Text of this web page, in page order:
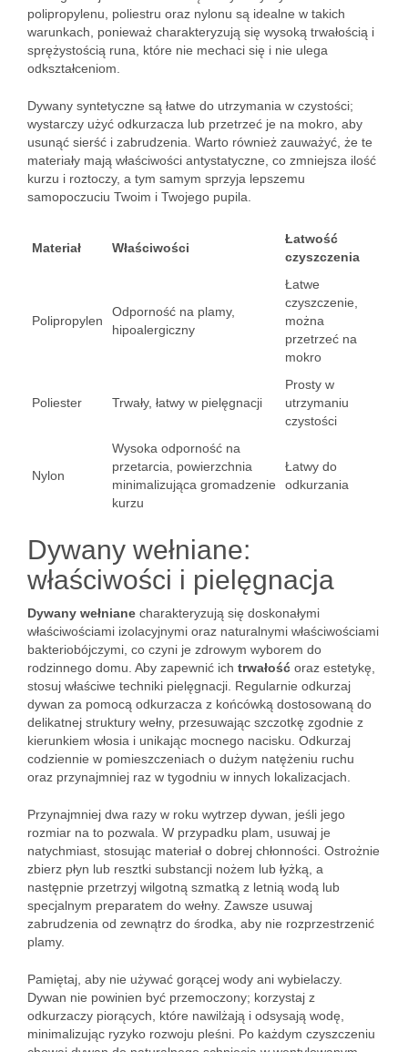
polipropylenu, poliestru oraz nylonu są idealne w takich
warunkach, ponieważ charakteryzują się wysoką trwałością i
sprężystością runa, które nie mechaci się i nie ulega
odkształceniom.
Dywany syntetyczne są łatwe do utrzymania w czystości;
wystarczy użyć odkurzacza lub przetrzeć je na mokro, aby
usunąć sierść i zabrudzenia. Warto również zauważyć, że te
materiały mają właściwości antystatyczne, co zmniejsza ilość
kurzu i roztoczy, a tym samym sprzyja lepszemu
samopoczuciu Twoim i Twojego pupila.
Materiał Właściwości
Łatwość
czyszczenia
Polipropylen
Odporność na plamy,
hipoalergiczny
Łatwe
czyszczenie,
można
przetrzeć na
mokro
Poliester Trwały, łatwy w pielęgnacji
Prosty w
utrzymaniu
czystości
Nylon
Wysoka odporność na
przetarcia, powierzchnia
minimalizująca gromadzenie
kurzu
Łatwy do
odkurzania
Dywany wełniane:
właściwości i pielęgnacja
Dywany wełniane charakteryzują się doskonałymi
właściwościami izolacyjnymi oraz naturalnymi właściwościami
bakteriobójczymi, co czyni je zdrowym wyborem do
rodzinnego domu. Aby zapewnić ich trwałość oraz estetykę,
stosuj właściwe techniki pielęgnacji. Regularnie odkurzaj
dywan za pomocą odkurzacza z końcówką dostosowaną do
delikatnej struktury wełny, przesuwając szczotkę zgodnie z
kierunkiem włosia i unikając mocnego nacisku. Odkurzaj
codziennie w pomieszczeniach o dużym natężeniu ruchu
oraz przynajmniej raz w tygodniu w innych lokalizacjach.
Przynajmniej dwa razy w roku wytrzep dywan, jeśli jego
rozmiar na to pozwala. W przypadku plam, usuwaj je
natychmiast, stosując materiał o dobrej chłonności. Ostrożnie
zbierz płyn lub resztki substancji nożem lub łyżką, a
następnie przetrzyj wilgotną szmatką z letnią wodą lub
specjalnym preparatem do wełny. Zawsze usuwaj
zabrudzenia od zewnątrz do środka, aby nie rozprzestrzenić
plamy.
Pamiętaj, aby nie używać gorącej wody ani wybielaczy.
Dywan nie powinien być przemoczony; korzystaj z
odkurzaczy piorących, które nawilżają i odsysają wodę,
minimalizując ryzyko rozwoju pleśni. Po każdym czyszczeniu